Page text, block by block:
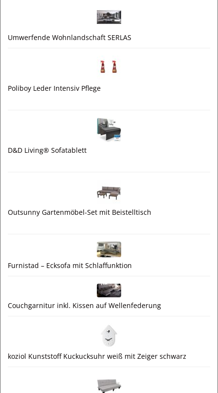
Umwerfende Wohnlandschaft SERLAS
Poliboy Leder Intensiv Pflege
D&D Living® Sofatablett
Outsunny Gartenmöbel-Set mit Beistelltisch
Furnistad – Ecksofa mit Schlaffunktion
Couchgarnitur inkl. Kissen auf Wellenfederung
koziol Kunststoff Kuckucksuhr weiß mit Zeiger schwarz